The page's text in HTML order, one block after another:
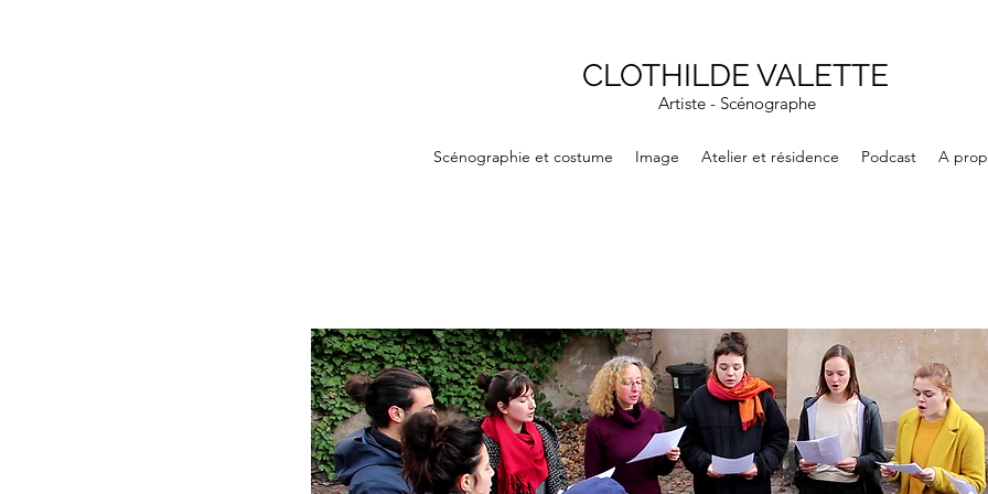
CLOTHILDE VALETTE
Artiste - Scénographe
Scénographie et costume Image Atelier et résidence Podcast A